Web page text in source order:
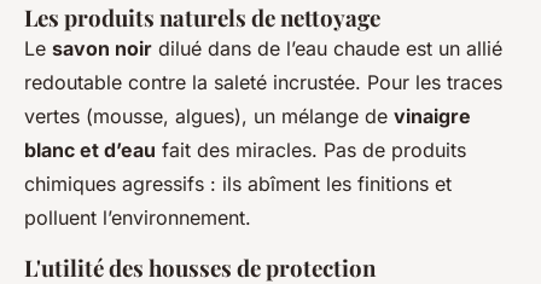
Les produits naturels de nettoyage
Le savon noir dilué dans de l’eau chaude est un allié
redoutable contre la saleté incrustée. Pour les traces
vertes (mousse, algues), un mélange de vinaigre
blanc et d’eau fait des miracles. Pas de produits
chimiques agressifs : ils abîment les finitions et
polluent l’environnement.
L'utilité des housses de protection